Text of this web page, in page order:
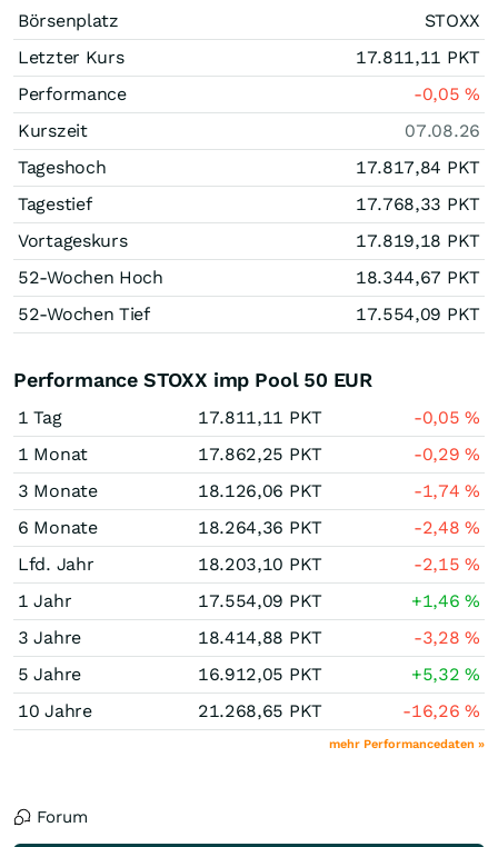
Börsenplatz
STOXX
Letzter Kurs
17.811,11 PKT
Performance
-0,05%
Kurszeit
07.08.26
Tageshoch
17.817,84 PKT
Tagestief
17.768,33 PKT
Vortageskurs
17.819,18 PKT
52-Wochen Hoch
18.344,67 PKT
52-Wochen Tief
17.554,09 PKT
Performance STOXX imp Pool 50 EUR
1 Tag 17.811,11 PKT -0,05%
1 Monat
17.862,25 PKT -0,29%
3 Monate
18.126,06 PKT -1,74%
6 Monate
18.264,36 PKT -2,48%
Lfd. Jahr
18.203,10 PKT -2,15%
1 Jahr
17.554,09 PKT +1,46%
3 Jahre
18.414,88 PKT -3,28%
5 Jahre
16.912,05 PKT +5,32%
10 Jahre
21.268,65 PKT -16,26%
mehr Performancedaten »
Forum